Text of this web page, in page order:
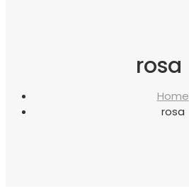
rosa
Home
rosa